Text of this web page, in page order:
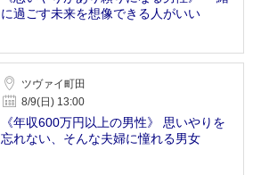
に過ごす未来を想像できる人がいい
ツヴァイ町田
8/9(日) 13:00
《年収600万円以上の男性》 思いやりを
忘れない、そんな夫婦に憧れる男女